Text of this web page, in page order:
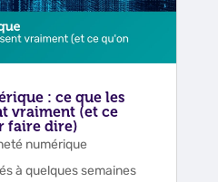
: ce que les
vraiment (et ce
faire dire)
numérique
à quelques semaines